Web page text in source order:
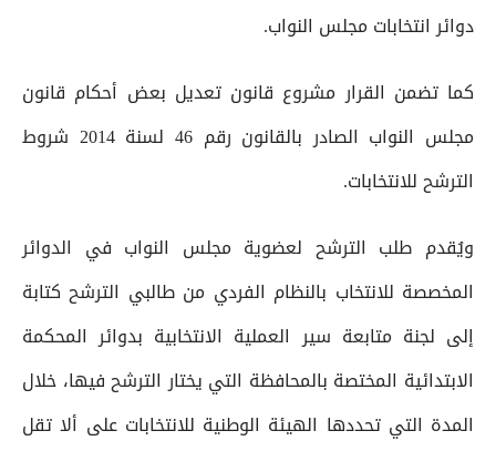
دوائر انتخابات مجلس النواب.
كما تضمن القرار مشروع قانون تعديل بعض أحكام قانون
مجلس النواب الصادر بالقانون رقم 46 لسنة 2014 شروط
الترشح للانتخابات.
ويُقدم طلب الترشح لعضوية مجلس النواب في الدوائر
المخصصة للانتخاب بالنظام الفردي من طالبي الترشح كتابة
إلى لجنة متابعة سير العملية الانتخابية بدوائر المحكمة
الابتدائية المختصة بالمحافظة التي يختار الترشح فيها، خلال
المدة التي تحددها الهيئة الوطنية للانتخابات على ألا تقل